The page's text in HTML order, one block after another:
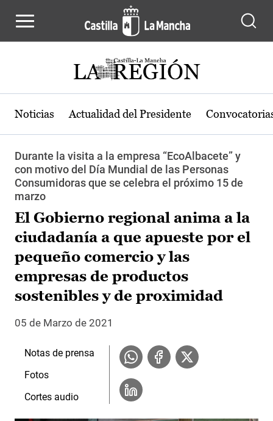
Noticias Actualidad del Presidente
Durante la visita a la empresa “EcoAlbacete” y
con motivo del Día Mundial de las Personas
Consumidoras que se celebra el próximo 15 de
marzo
El Gobierno regional anima a la
ciudadanía a que apueste por el
pequeño comercio y las
empresas de productos
sostenibles y de proximidad
05 de Marzo de 2021
Notas de prensa
Fotos
Cortes audio